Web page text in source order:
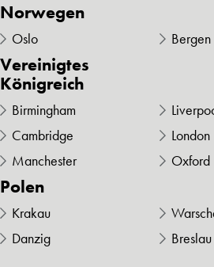
Norwegen
Oslo Bergen
Vereinigtes
Königreich
Birmingham
Cambridge
London
Manchester
Oxford
Polen
Krakau
Danzig
Breslau